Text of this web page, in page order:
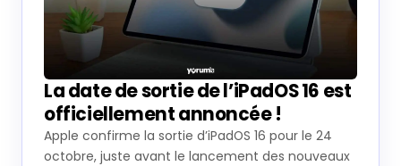
La date de sortie de l’iPadOS 16 est
officiellement annoncée !
Apple confirme la sortie d’iPadOS 16 pour le 24
octobre, juste avant le lancement des nouveaux